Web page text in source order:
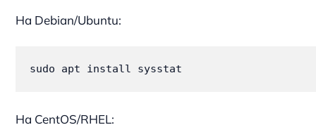
На Debian/Ubuntu:
sudo apt install sysstat
На CentOS/RHEL: